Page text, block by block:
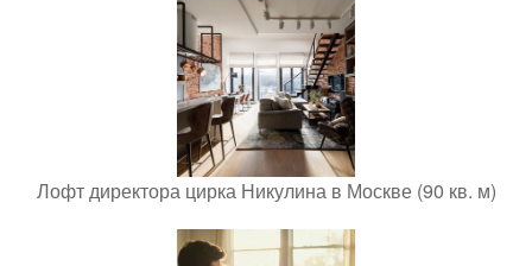
Лофт директора цирка Никулина в Москве (90 кв. м)